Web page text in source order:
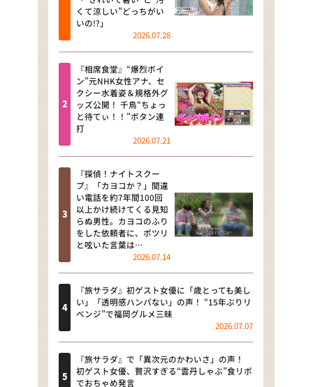
探偵！ナイトスクープ
news おかえり
河合＆A.B.C-Z塚田×福井アナ
「なんでやねん！？」（news お
かえり）
DAIGOも台所 ～きょうの献立 何
にする？～
本日はダイアンなり！シーズン２
朝だ！生です旅サラダ
教えて！ニュースライブ 正義の
ミカタ
ＬＩＦＥ～夢のカタチ～
新婚さんいらっしゃい！
ザキ山小屋本館
くて涼しい”どっちがい
いの!?」
2026.07.28
『相席食堂』“爆烈ボイ
ン”元NHK女性アナ、セ
クシー水着姿＆規格外グ
ッズ公開！ 千鳥“ちょっ
と待てぃ！！”ボタン連
打
2026.07.21
『探偵！ナイトスクー
プ』「カヨコか？」間違
い電話を約7年間100回
以上かけ続けてくる見知
らぬ男性。カヨコのふり
をした依頼者に、ポツリ
と呟いた言葉は…
2026.07.14
『旅サラダ』初ゲスト女優に「歳とっても美し
い」「透明感ハンパない」の声！ “15年ぶりリ
ベンジ”で福岡グルメ三昧
2026.07.07
『旅サラダ』で「異次元のかわいさ」の声！
初ゲスト女優、贅沢すぎる“雲丹しゃぶ”食リポ
でおちゃめ発言